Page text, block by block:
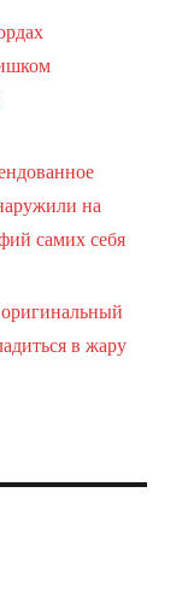
на
самих себя
в жару